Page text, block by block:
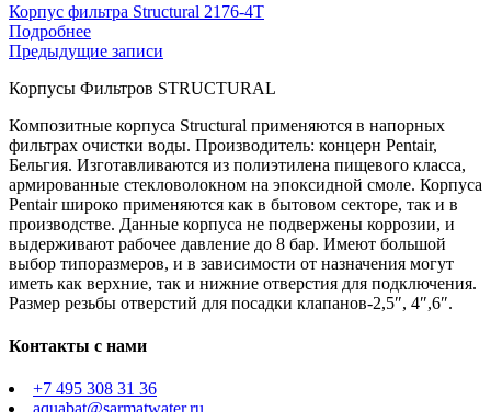
Корпус фильтра Structural 2176-4T
Подробнее
Навигация
по
записям
Предыдущие записи
Корпусы Фильтров STRUCTURAL
Композитные корпуса Structural применяются в напорных
фильтрах очистки воды. Производитель: концерн Pentair,
Бельгия. Изготавливаются из полиэтилена пищевого класса,
армированные стекловолокном на эпоксидной смоле. Корпуса
Pentair широко применяются как в бытовом секторе, так и в
производстве. Данные корпуса не подвержены коррозии, и
выдерживают рабочее давление до 8 бар. Имеют большой
выбор типоразмеров, и в зависимости от назначения могут
иметь как верхние, так и нижние отверстия для подключения.
Размер резьбы отверстий для посадки клапанов-2,5″, 4″,6″.
Контакты с нами
+7 495 308 31 36